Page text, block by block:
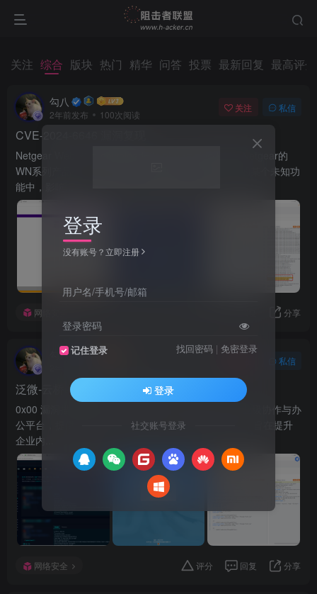
关注 综合 版块 热门 精华 问答 投票 最新回复 最高评分
勾八
2年前发布 100次阅读
关注 私信
CVE-2024-6646 漏洞复现
Netgear Web 界面 downloadFile.php 信息泄露漏洞Netgear的
WN系列产品存在一个漏洞，该漏洞存在于Web界面的某个未知功
能中，影响...
网络安全 分享
勾八 私信
泛微-云桥e-Bridge EC8.0 文件上传
0x00 漏洞描述泛微-云桥是一款基于云计算技术的企业级协作与办
公平台，提供文档管理、流程审批、项目协作等功能，旨在提升
企业内...
网络安全 评分 回复 分享
登录
没有账号？立即注册
用户名/手机号/邮箱
登录密码
记住登录 找回密码 | 免密登录
登录
社交账号登录